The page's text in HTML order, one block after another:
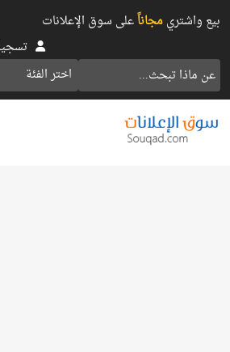
بيع واشتريمجاناًعلى سوق الإعلانات
اختر الفئة